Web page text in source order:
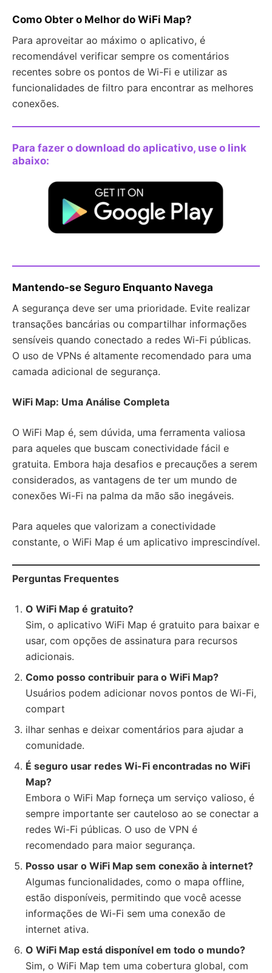
Como Obter o Melhor do WiFi Map?
Para aproveitar ao máximo o aplicativo, é
recomendável verificar sempre os comentários
recentes sobre os pontos de Wi-Fi e utilizar as
funcionalidades de filtro para encontrar as melhores
conexões.
Para fazer o download do aplicativo, use o link
abaixo:
Mantendo-se Seguro Enquanto Navega
A segurança deve ser uma prioridade. Evite realizar
transações bancárias ou compartilhar informações
sensíveis quando conectado a redes Wi-Fi públicas.
O uso de VPNs é altamente recomendado para uma
camada adicional de segurança.
WiFi Map: Uma Análise Completa
O WiFi Map é, sem dúvida, uma ferramenta valiosa
para aqueles que buscam conectividade fácil e
gratuita. Embora haja desafios e precauções a serem
considerados, as vantagens de ter um mundo de
conexões Wi-Fi na palma da mão são inegáveis.
Para aqueles que valorizam a conectividade
constante, o WiFi Map é um aplicativo imprescindível.
Perguntas Frequentes
O WiFi Map é gratuito?
Sim, o aplicativo WiFi Map é gratuito para baixar e
usar, com opções de assinatura para recursos
adicionais.
Como posso contribuir para o WiFi Map?
Usuários podem adicionar novos pontos de Wi-Fi,
compart
ilhar senhas e deixar comentários para ajudar a
comunidade.
É seguro usar redes Wi-Fi encontradas no WiFi
Map?
Embora o WiFi Map forneça um serviço valioso, é
sempre importante ser cauteloso ao se conectar a
redes Wi-Fi públicas. O uso de VPN é
recomendado para maior segurança.
Posso usar o WiFi Map sem conexão à internet?
Algumas funcionalidades, como o mapa offline,
estão disponíveis, permitindo que você acesse
informações de Wi-Fi sem uma conexão de
internet ativa.
O WiFi Map está disponível em todo o mundo?
Sim, o WiFi Map tem uma cobertura global, com